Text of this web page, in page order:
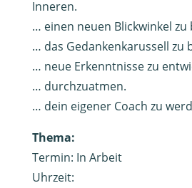
Inneren.
… einen neuen Blickwinkel zu
… das Gedankenkarussell zu
… neue Erkenntnisse zu
… durchzuatmen.
… dein eigener Coach zu
Thema:
Termin: In Arbeit
Uhrzeit: